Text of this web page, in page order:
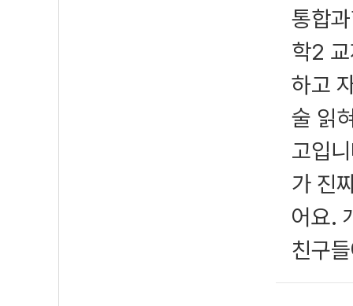
통합
학2
하고
술 읽
고입
가 진
어요.
친구